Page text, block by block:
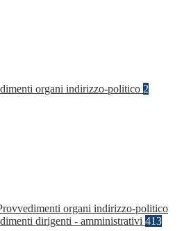
organi indirizzo-politico 2
organi indirizzo-politico
dirigenti - amministrativi 413